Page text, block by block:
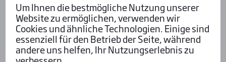
Um Ihnen die bestmögliche Nutzung unserer
Website zu ermöglichen, verwenden wir
Cookies und ähnliche Technologien. Einige sind
essenziell für den Betrieb der Seite, während
andere uns helfen, Ihr Nutzungserlebnis zu